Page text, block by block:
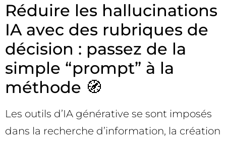
Réduire les hallucinations
IA avec des rubriques de
décision : passez de la
simple “prompt” à la
méthode 🧭
Les outils d’IA générative se sont imposés
dans la recherche d’information, la création